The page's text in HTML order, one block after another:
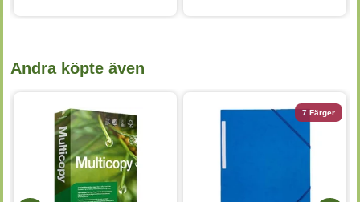
Andra köpte även
7 Färger